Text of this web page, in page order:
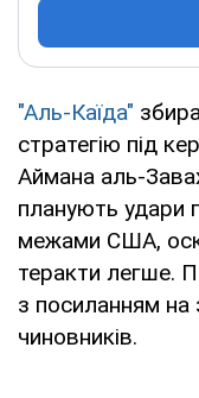
"Аль-Каїда"
стратегію під
Аймана аль-
планують удари
межами США,
теракти легше.
з посиланням на
чиновників.